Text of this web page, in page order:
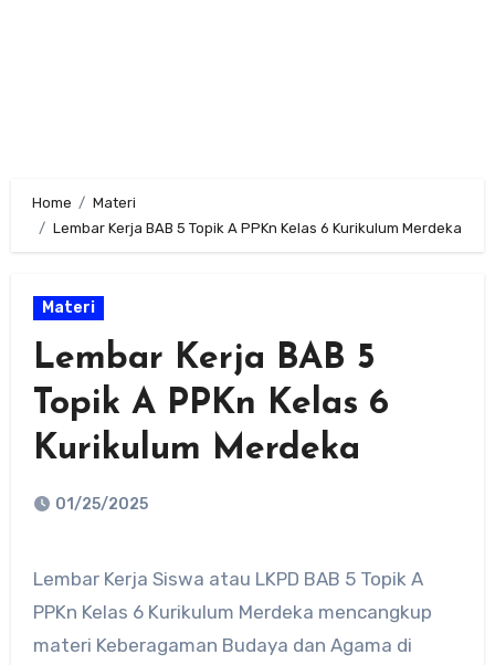
Home
Materi
Lembar Kerja BAB 5 Topik A PPKn Kelas 6 Kurikulum Merdeka
Materi
Lembar Kerja BAB 5
Topik A PPKn Kelas 6
Kurikulum Merdeka
01/25/2025
Lembar Kerja Siswa atau LKPD BAB 5 Topik A
PPKn Kelas 6 Kurikulum Merdeka mencangkup
materi Keberagaman Budaya dan Agama di